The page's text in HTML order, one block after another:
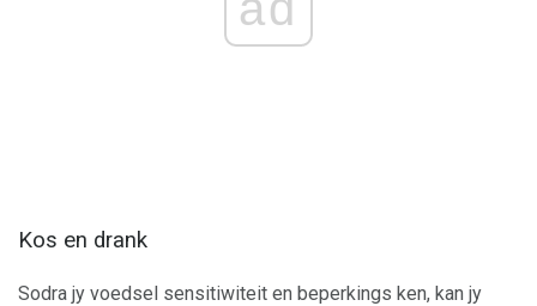
Kos en drank
Sodra jy voedsel sensitiwiteit en beperkings ken, kan jy